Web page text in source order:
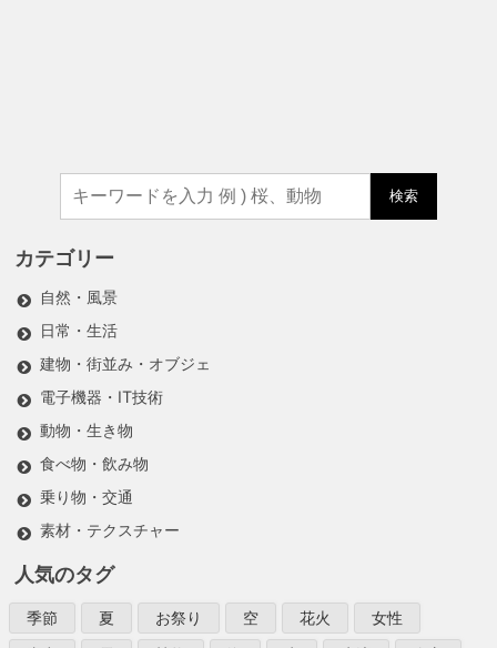
検索
カテゴリー
自然・風景
日常・生活
建物・街並み・オブジェ
電子機器・IT技術
動物・生き物
食べ物・飲み物
乗り物・交通
素材・テクスチャー
人気のタグ
季節 夏 お祭り 空 花火
女性